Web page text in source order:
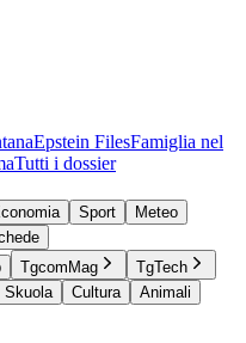
Epstein FilesFamiglia nel
Tutti i dossier
Sport
Meteo
TgcomMag
TgTech
Skuola Cultura
Animali